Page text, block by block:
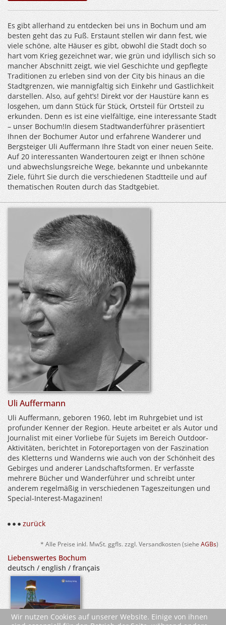
Es gibt allerhand zu entdecken bei uns in Bochum und am
besten geht das zu Fuß. Erstaunt stellen wir dann fest, wie
viele schöne, alte Häuser es gibt, obwohl die Stadt doch so
hart vom Krieg gezeichnet war, wie grün und idyllisch sich so
mancher Abschnitt zeigt, wie viel Geschichte und gepflegte
Traditionen zu erleben sind von der City bis hinaus an die
Stadtgrenzen, wie mannigfaltig sich Einkehr und Gastlichkeit
darstellen. Also, auf geht’s! Direkt vor der Haustüre kann es
losgehen, um dann Stück für Stück, Ortsteil für Ortsteil zu
erkunden. Denn es ist eine vielfältige, eine interessante Stadt
– unser Bochum!In diesem Stadtwanderführer präsentiert
Ihnen der Bochumer Autor und erfahrene Wanderer und
Bergsteiger Uli Auffermann Ihre Stadt von einer neuen Seite.
Auf 20 interessanten Wandertouren zeigt er Ihnen schöne
und abwechslungsreiche Wege, bekannte und unbekannte
Ziele, führt Sie durch die verschiedenen Stadtteile und auf
thematischen Routen durch das Stadtgebiet.
Uli Auffermann
Uli Auffermann, geboren 1960, lebt im Ruhrgebiet und ist
profunder Kenner der Region. Heute arbeitet er als Autor und
Journalist mit einer Vorliebe für Sujets im Bereich Outdoor-
Aktivitäten, berichtet in Fotoreportagen von der Faszination
des Kletterns und Wanderns wie auch von der Schönheit des
Gebirges und anderer Landschaftsformen. Er verfasste
mehrere Bücher und Wanderführer und schreibt unter
anderem regelmäßig in verschiedenen Tageszeitungen und
Special-Interest-Magazinen!
zurück
* Alle Preise inkl. MwSt. ggfls. zzgl. Versandkosten (siehe AGBs)
Liebenswertes Bochum
deutsch / english / français
Wir nutzen Cookies auf unserer Website. Einige von ihnen